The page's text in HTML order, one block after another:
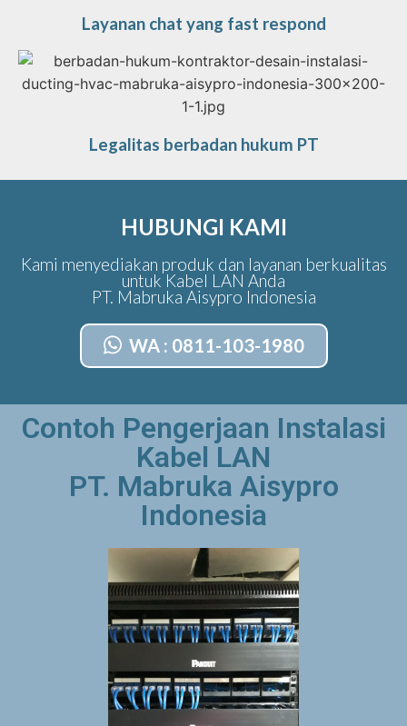
Layanan chat yang fast respond
Legalitas berbadan hukum PT
HUBUNGI KAMI
Kami menyediakan produk dan layanan berkualitas
untuk Kabel LAN Anda
PT. Mabruka Aisypro Indonesia
WA : 0811-103-1980
Contoh Pengerjaan Instalasi
Kabel LAN
PT. Mabruka Aisypro
Indonesia